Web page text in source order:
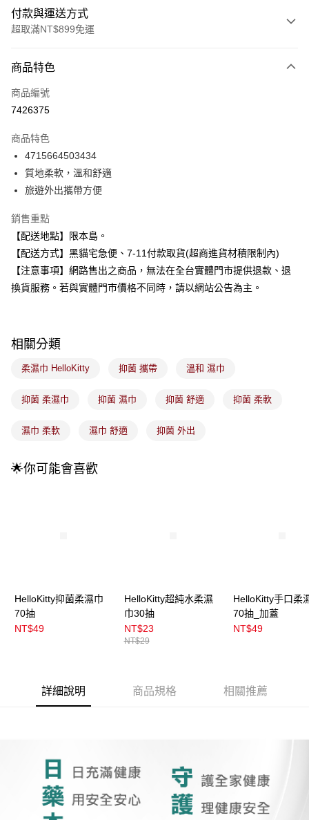
付款與運送方式
超取滿NT$899免運
信用卡一次付款
超商取貨付款
Apple Pay
街口支付
Google Pay
全盈+PAY
2.付款方式選擇「大哥付你分期」，訂單成立後會自動跳轉到大哥付的交易
流程，驗證手機門號後，選擇欲分期的期數、繳款截止日，確認付款後即完
成交易。
3.實際核准額度、可分期數及費用金額請依後續交易確認頁面所載為準。
消。如遇「轉專審核」未通過狀況，表示未達大哥付你分期系統評分，恕無
【繳款方式說明】
1.分期款項不併入電信帳單，「大哥付你分期」於每月結算日後寄送繳費提
2.透過簡訊連結打開帳單後，可選擇「超商條碼／台灣大直營門市／銀行轉
帳／街口支付／iPASS MONEY」等通路繳費。
每筆NT$100，滿NT$899(含以上)免運費
付款後全家取貨
7-11取貨付款
宅配(離島)
每筆NT$300，滿NT$3,000(含以上)免運費
商品特色
商品編號
7426375
商品特色
4715664503434
質地柔軟，溫和舒適
旅遊外出攜帶方便
銷售重點
【配送地點】限本島。
【配送方式】黑貓宅急便、7-11付款取貨(超商進貨材積限制內)
【注意事項】網路售出之商品，無法在全台實體門市提供退款、退
換貨服務。若與實體門市價格不同時，請以網站公告為主。
相關分類
柔濕巾 HelloKitty 抑菌 攜帶 溫和 濕巾
抑菌 柔濕巾 抑菌 濕巾 抑菌 舒適 抑菌 柔軟
濕巾 柔軟 濕巾 舒適 抑菌 外出
🌟你可能會喜歡
HelloKitty抑菌柔濕巾
70抽
NT$49
HelloKitty超純水柔濕
巾30抽
NT$23
NT$29
HelloKitty手口柔
70抽_加蓋
NT$49
詳細說明 商品規格 相關推薦